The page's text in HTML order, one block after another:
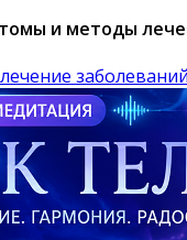
и методы
заболеваний